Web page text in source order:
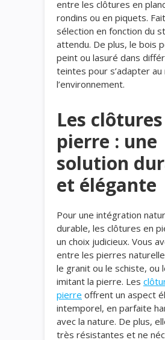
entre les clôtures en
rondins ou en piquets.
sélection en fonction du
attendu. De plus, le bois
peint ou lasuré dans
teintes pour s’adapter au
l’environnement.
Les
pierre : une
solution
et élégante
Pour une intégration
durable, les clôtures en
un choix judicieux. Vous
entre les pierres
le granit ou le schiste, ou
imitant la pierre. Les
pierre offrent un aspect
intemporel, en parfaite
avec la nature. De plus,
très résistantes et ne